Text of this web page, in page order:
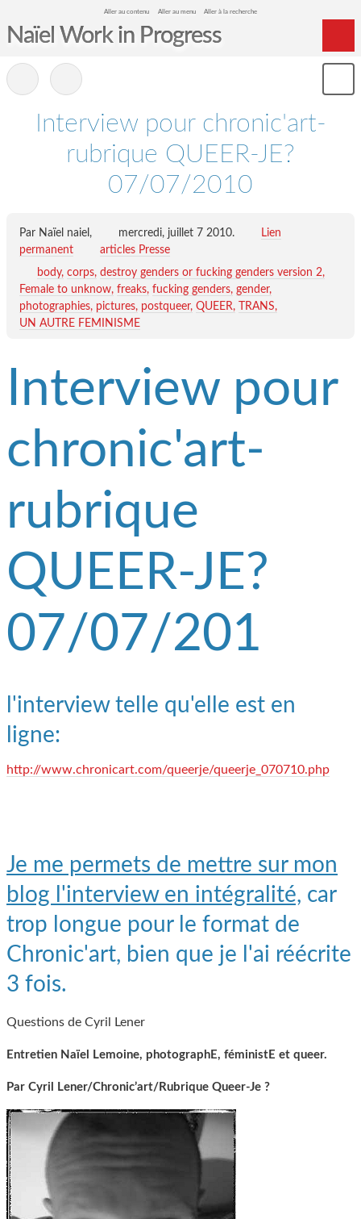
Aller au contenu Aller au menu Aller à la recherche
Naïel Work in Progress
Interview pour chronic'art-
rubrique QUEER-JE?
07/07/2010
Par Naïel naiel, mercredi, juillet 7 2010.
Lien
permanent
articles Presse
body corps destroy genders or fucking genders version 2
Female to unknow freaks fucking genders gender
photographies pictures postqueer QUEER
TRANS
UN AUTRE FEMINISME
Interview pour
chronic'art-
rubrique
QUEER-JE?
07/07/201
l'interview telle qu'elle est en
ligne:
http://www.chronicart.com/queerje/queerje_070710.php
Je me permets de mettre sur mon
blog l'interview en intégralité, car
trop longue pour le format de
Chronic'art, bien que je l'ai réécrite
3 fois.
Questions de Cyril Lener
Entretien Naïel Lemoine, photographE, féministE et queer.
Par Cyril Lener/Chronic’art/Rubrique Queer-Je ?